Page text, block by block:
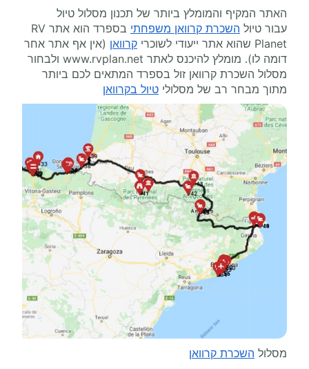
האתר המקיף והמומלץ ביותר של תכנון מסלול טיול
עבור טיול השכרת קרוואן משפחתי בספרד הוא אתר RV
Planet שהוא אתר ייעודי לשוכרי קרוואן (אין אף אתר אחר
דומה לו). מומלץ להיכנס לאתר www.rvplan.net ולבחור
מסלול השכרת קרוואן זול בספרד המתאים לכם ביותר
מתוך מבחר רב של מסלולי טיול בקרוואן
מסלול השכרת קרוואן